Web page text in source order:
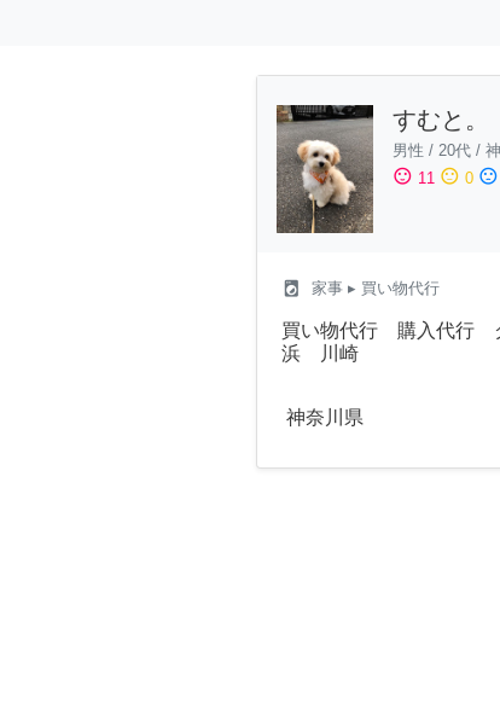
すむと。
男性 / 20代 /
sentiment_satisfied 11 sentiment_neutral 0 sentiment_dissatisfied
local_laundry_service 家事 ▸ 買い物代行
買い物代行 購入代行
浜 川崎
神奈川県